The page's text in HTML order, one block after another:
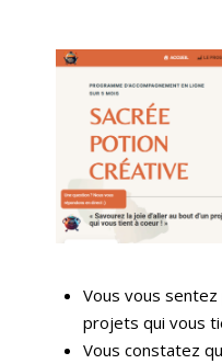
Vous vous
projets qui vous
Vous constatez